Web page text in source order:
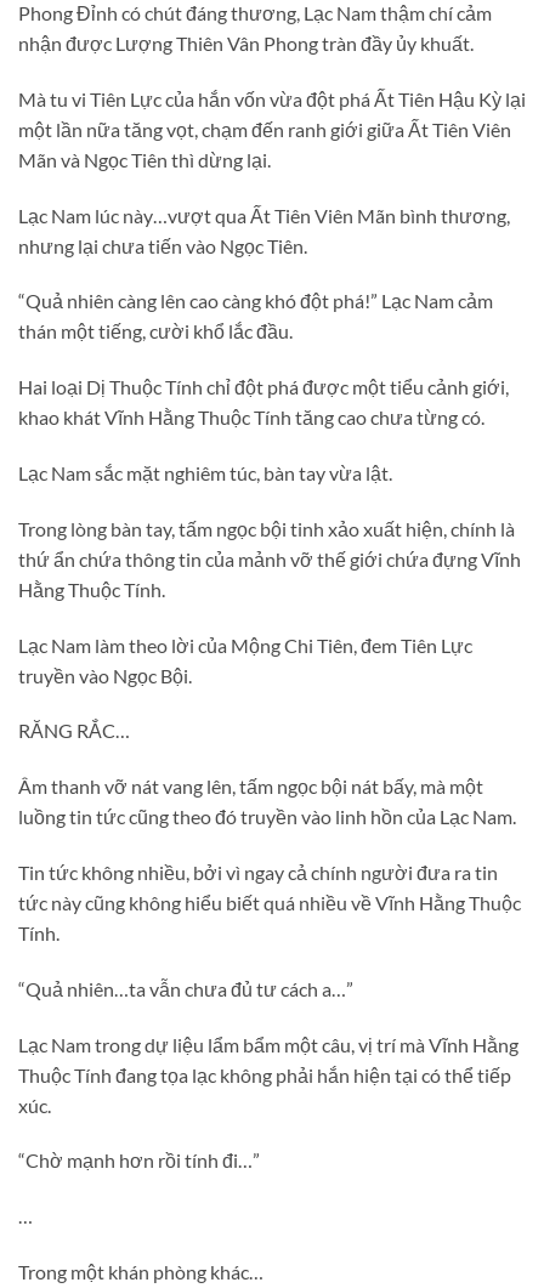
Phong Đỉnh có chút đáng thương, Lạc Nam thậm chí cảm
nhận được Lượng Thiên Vân Phong tràn đầy ủy khuất.
Mà tu vi Tiên Lực của hắn vốn vừa đột phá Ất Tiên Hậu Kỳ lại
một lần nữa tăng vọt, chạm đến ranh giới giữa Ất Tiên Viên
Mãn và Ngọc Tiên thì dừng lại.
Lạc Nam lúc này…vượt qua Ất Tiên Viên Mãn bình thương,
nhưng lại chưa tiến vào Ngọc Tiên.
“Quả nhiên càng lên cao càng khó đột phá!” Lạc Nam cảm
thán một tiếng, cười khổ lắc đầu.
Hai loại Dị Thuộc Tính chỉ đột phá được một tiểu cảnh giới,
khao khát Vĩnh Hằng Thuộc Tính tăng cao chưa từng có.
Lạc Nam sắc mặt nghiêm túc, bàn tay vừa lật.
Trong lòng bàn tay, tấm ngọc bội tinh xảo xuất hiện, chính là
thứ ẩn chứa thông tin của mảnh vỡ thế giới chứa đựng Vĩnh
Hằng Thuộc Tính.
Lạc Nam làm theo lời của Mộng Chi Tiên, đem Tiên Lực
truyền vào Ngọc Bội.
RĂNG RẮC…
Âm thanh vỡ nát vang lên, tấm ngọc bội nát bấy, mà một
luồng tin tức cũng theo đó truyền vào linh hồn của Lạc Nam.
Tin tức không nhiều, bởi vì ngay cả chính người đưa ra tin
tức này cũng không hiểu biết quá nhiều về Vĩnh Hằng Thuộc
Tính.
“Quả nhiên…ta vẫn chưa đủ tư cách a…”
Lạc Nam trong dự liệu lẩm bẩm một câu, vị trí mà Vĩnh Hằng
Thuộc Tính đang tọa lạc không phải hắn hiện tại có thể tiếp
xúc.
“Chờ mạnh hơn rồi tính đi…”
…
Trong một khán phòng khác…